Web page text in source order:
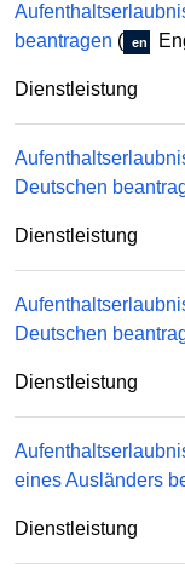
beantragen ( en
Dienstleistung
Deutschen
Dienstleistung
Deutschen
Dienstleistung
eines Ausländers
Dienstleistung